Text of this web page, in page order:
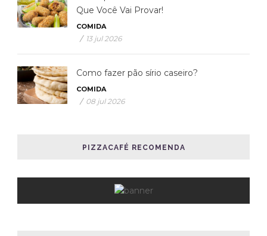
Que Você Vai Provar!
COMIDA
/ 13 jul 2026
Como fazer pão sírio caseiro?
COMIDA
/ 08 jul 2026
PIZZACAFÉ RECOMENDA